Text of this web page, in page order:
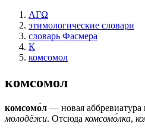
ΛΓΩ
этимологические словари
словарь Фасмера
К
комсомол
комсомол
комсомо́л — новая аббревиатура
молодёжи. Отсюда комсомо́лка,